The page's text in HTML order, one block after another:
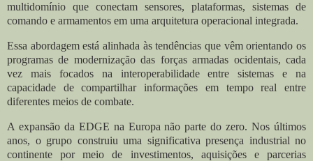
multidomínio que conectam sensores, plataformas, sistemas de
comando e armamentos em uma arquitetura operacional integrada.
Essa abordagem está alinhada às tendências que vêm orientando os
programas de modernização das forças armadas ocidentais, cada
vez mais focados na interoperabilidade entre sistemas e na
capacidade de compartilhar informações em tempo real entre
diferentes meios de combate.
A expansão da EDGE na Europa não parte do zero. Nos últimos
anos, o grupo construiu uma significativa presença industrial no
continente por meio de investimentos, aquisições e parcerias